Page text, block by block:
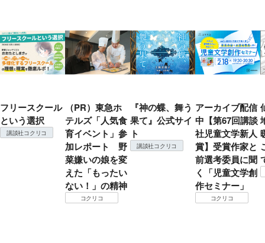
フリースクール
という選択
講談社コクリコ
（PR）東急ホ
テルズ「人気食
育イベント」参
加レポート 野
菜嫌いの娘を変
えた「もったい
ない！」の精神
コクリコ
『神の蝶、舞う
果て』公式サイ
ト
講談社コクリコ
アーカイブ配信
中【第67回講談
社児童文学新人
賞】受賞作家と
前選考委員に聞
く「児童文学創
作セミナー」
コクリコ